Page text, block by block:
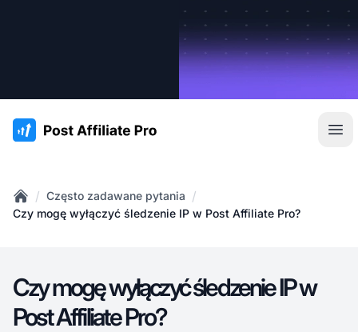
:site.title
Home
/ Często zadawane pytania /
Czy mogę wyłączyć śledzenie IP w Post Affiliate Pro?
Czy mogę wyłączyć śledzenie IP w
Post Affiliate Pro?